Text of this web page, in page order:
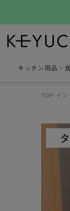
キッチン用品 ・
TOP イン